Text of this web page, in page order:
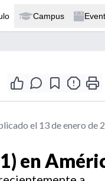
Campus
el 13 de enero de
en